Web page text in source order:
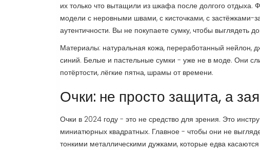
их только что вытащили из шкафа после долгого
модели с неровными швами, с кисточками, с застёжками-
аутентичности. Вы не покупаете сумку, чтобы выглядеть
Материалы: натуральная кожа, переработанный нейлон,
синий. Белые и пастельные сумки - уже не в моде. Они
потёртости, лёгкие пятна, шрамы от времени.
Очки: не просто защита, а
Очки в 2024 году - это не средство для зрения. Это
миниатюрных квадратных. Главное - чтобы они не
тонкими металлическими дужками, которые едва